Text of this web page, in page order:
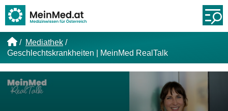
Mediathek
Geschlechtskrankheiten | MeinMed RealTalk